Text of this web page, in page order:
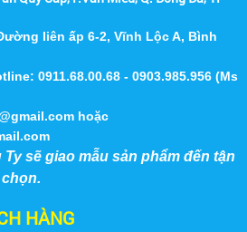
liên ấp 6-2, Vĩnh Lộc A, Bình
0911.68.00.68 - 0903.985.956 (Ms
hoặc
sẽ giao mẫu sản phẩm đến tận
HÀNG